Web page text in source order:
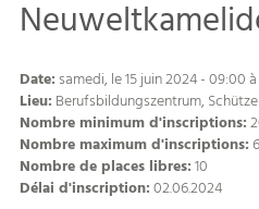
Date: samedi, le 15 juin 2024 - 09:00 à
Lieu: Berufsbildungszentrum,
Nombre minimum d'inscriptions:
Nombre maximum d'inscriptions:
Nombre de places libres:10
Délai d'inscription:02.06.2024